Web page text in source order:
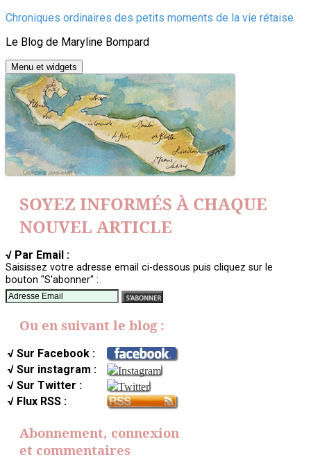
Aller
contenu
Chroniques ordinaires des petits moments de la vie rétaise
Le Blog de Maryline Bompard
Menu et widgets
SOYEZ INFORMÉS À CHAQUE
NOUVEL ARTICLE
√ Par Email :
Saisissez votre adresse email ci-dessous puis cliquez sur le
bouton "S'abonner" :
Ou en suivant le blog :
√ Sur Facebook :
√ Sur instagram :
√ Sur Twitter :
√ Flux RSS :
Abonnement, connexion
et commentaires